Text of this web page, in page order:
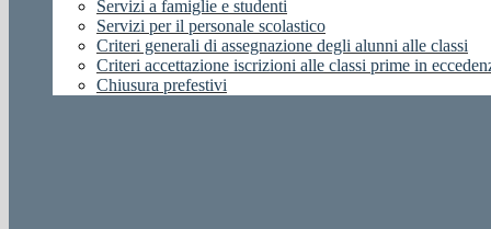
Servizi a famiglie e studenti
Servizi per il personale scolastico
Criteri generali di assegnazione degli alunni alle classi
Criteri accettazione iscrizioni alle classi prime in
Chiusura prefestivi